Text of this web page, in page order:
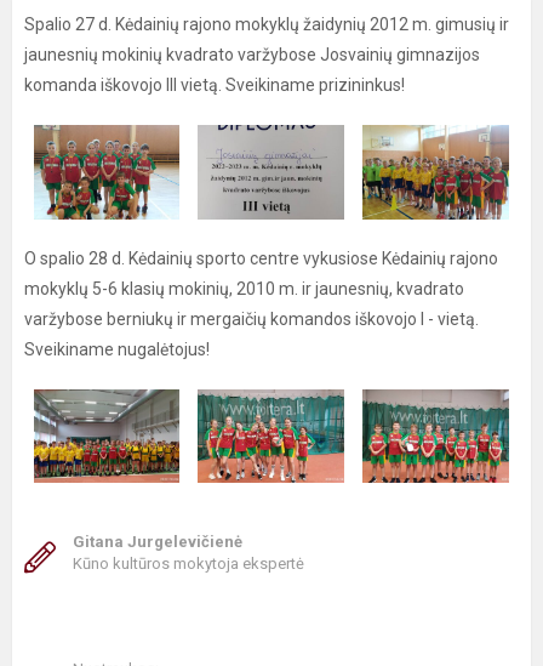
Spalio 27 d. Kėdainių rajono mokyklų žaidynių 2012 m. gimusių ir
jaunesnių mokinių kvadrato varžybose Josvainių gimnazijos
komanda iškovojo III vietą. Sveikiname prizininkus!
O spalio 28 d. Kėdainių sporto centre vykusiose Kėdainių rajono
mokyklų 5-6 klasių mokinių, 2010 m. ir jaunesnių, kvadrato
varžybose berniukų ir mergaičių komandos iškovojo I - vietą.
Sveikiname nugalėtojus!
Gitana Jurgelevičienė
Kūno kultūros mokytoja ekspertė